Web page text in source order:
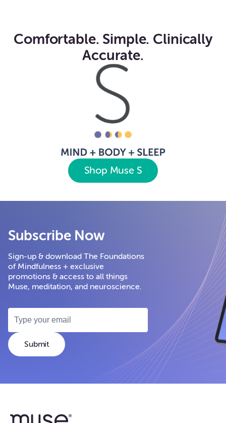
Comfortable. Simple. Clinically
Accurate.
Shop Muse S
Subscribe Now
Sign-up & download The Foundations
of Mindfulness + exclusive
promotions & access to all things
Muse, meditation, and neuroscience.
Submit